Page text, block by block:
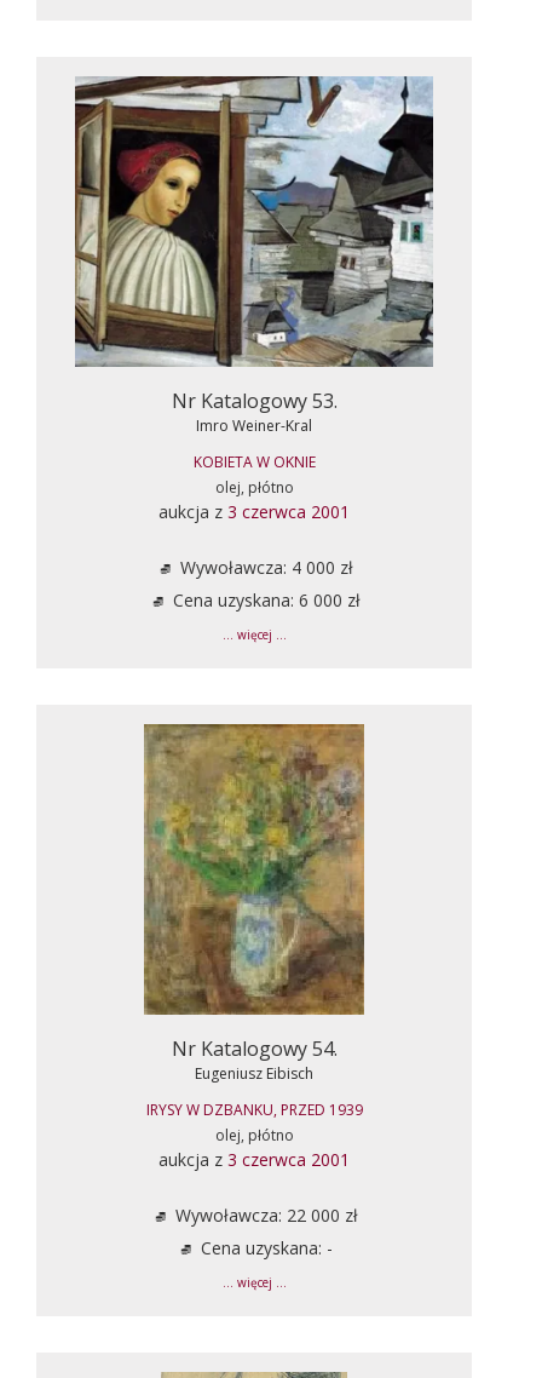
Nr Katalogowy 53.
Imro Weiner-Kral
KOBIETA W OKNIE
olej, płótno
aukcja z 3 czerwca 2001
Wywoławcza: 4 000 zł
Cena uzyskana: 6 000 zł
... więcej ...
Nr Katalogowy 54.
Eugeniusz Eibisch
IRYSY W DZBANKU, PRZED 1939
olej, płótno
aukcja z 3 czerwca 2001
Wywoławcza: 22 000 zł
Cena uzyskana: -
... więcej ...